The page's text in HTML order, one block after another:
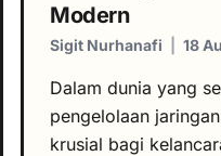
Modern
Sigit Nurhanafi 18
Dalam dunia yang
pengelolaan
krusial bagi